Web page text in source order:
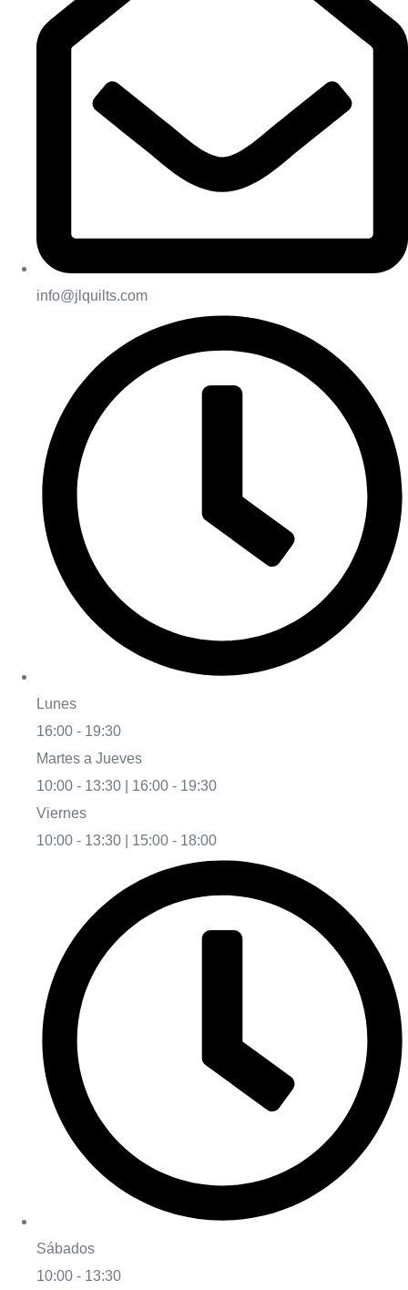
info@jlquilts.com
Lunes
16:00 - 19:30
Martes a Jueves
10:00 - 13:30 | 16:00 - 19:30
Viernes
10:00 - 13:30 | 15:00 - 18:00
Sábados
10:00 - 13:30